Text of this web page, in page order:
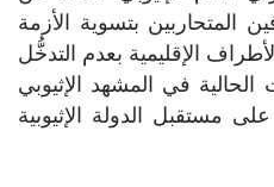
المتحاربين بتسوية الأزمة
الإقليمية بعدم التدخُّل
في المشهد الإثيوبي
مستقبل الدولة الإثيوبية